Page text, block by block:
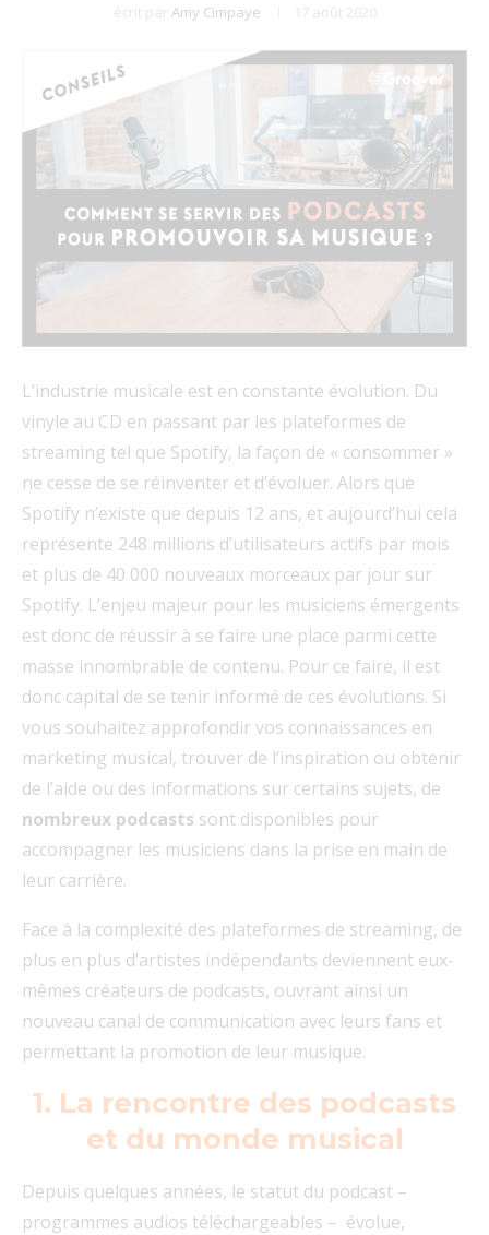
écrit par Amy Cimpaye 17 août 2020
L’industrie musicale est en constante évolution. Du
vinyle au CD en passant par les plateformes de
streaming tel que Spotify, la façon de « consommer »
ne cesse de se réinventer et d’évoluer. Alors que
Spotify n’existe que depuis 12 ans, et aujourd’hui cela
représente 248 millions d’utilisateurs actifs par mois
et plus de 40 000 nouveaux morceaux par jour sur
Spotify. L’enjeu majeur pour les musiciens émergents
est donc de réussir à se faire une place parmi cette
masse innombrable de contenu. Pour ce faire, il est
donc capital de se tenir informé de ces évolutions. Si
vous souhaitez approfondir vos connaissances en
marketing musical, trouver de l’inspiration ou obtenir
de l’aide ou des informations sur certains sujets, de
nombreux podcasts sont disponibles pour
accompagner les musiciens dans la prise en main de
leur carrière.
Face à la complexité des plateformes de streaming, de
plus en plus d’artistes indépendants deviennent eux-
mêmes créateurs de podcasts, ouvrant ainsi un
nouveau canal de communication avec leurs fans et
permettant la promotion de leur musique.
1. La rencontre des podcasts
et du monde musical
Depuis quelques années, le statut du podcast –
programmes audios téléchargeables – évolue,